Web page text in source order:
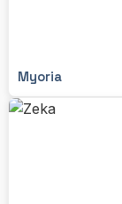
Myoria